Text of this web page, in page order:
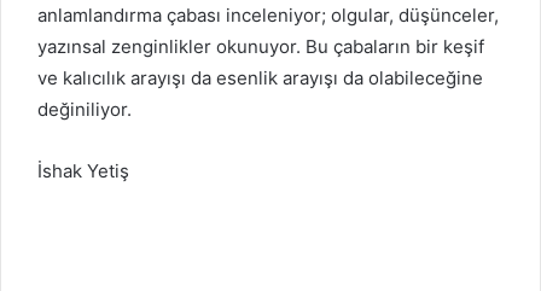
anlamlandırma çabası inceleniyor; olgular, düşünceler,
yazınsal zenginlikler okunuyor. Bu çabaların bir keşif
ve kalıcılık arayışı da esenlik arayışı da olabileceğine
değiniliyor.
İshak Yetiş